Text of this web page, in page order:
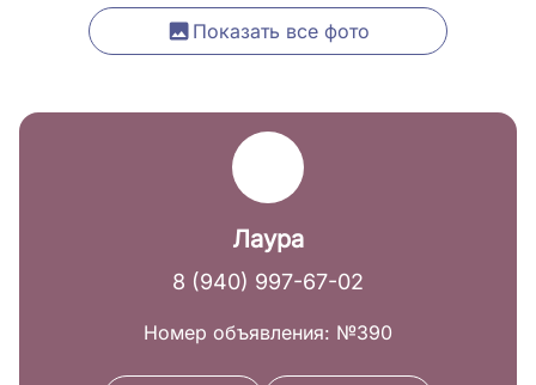
Показать все фото
Лаура
8 (940) 997-67-02
Номер объявления: №390